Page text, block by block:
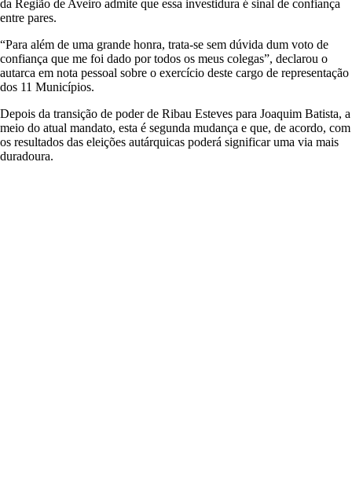
da Região de Aveiro admite que essa investidura é sinal de confiança
entre pares.
“Para além de uma grande honra, trata-se sem dúvida dum voto de
confiança que me foi dado por todos os meus colegas”, declarou o
autarca em nota pessoal sobre o exercício deste cargo de representação
dos 11 Municípios.
Depois da transição de poder de Ribau Esteves para Joaquim Batista, a
meio do atual mandato, esta é segunda mudança e que, de acordo, com
os resultados das eleições autárquicas poderá significar uma via mais
duradoura.